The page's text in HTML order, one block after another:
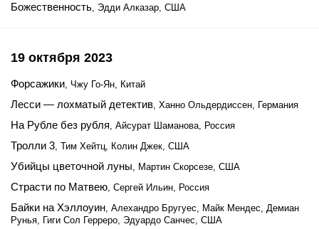
Божественность, Эдди Алказар, США
19 октября 2023
Форсажики, Чжу Го-Ян, Китай
Лесси — лохматый детектив, Ханно Ольдердиссен, Германия
На Рубле без рубля, Айсурат Шаманова, Россия
Тролли 3, Тим Хейтц, Колин Джек, США
Убийцы цветочной луны, Мартин Скорсезе, США
Страсти по Матвею, Сергей Ильин, Россия
Байки на Хэллоуин, Алехандро Бругуес, Майк Мендес, Демиан
Рунья, Гиги Сол Герреро, Эдуардо Санчес, США